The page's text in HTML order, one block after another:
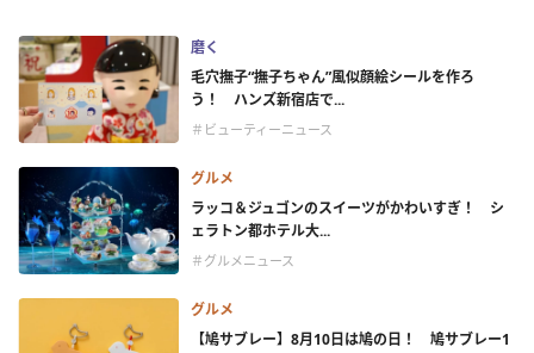
磨く
毛穴撫子“撫子ちゃん”風似顔絵シールを作ろ
う！ ハンズ新宿店で...
＃ビューティーニュース
グルメ
ラッコ＆ジュゴンのスイーツがかわいすぎ！ シ
ェラトン都ホテル大...
＃グルメニュース
グルメ
【鳩サブレー】8月10日は鳩の日！ 鳩サブレー1